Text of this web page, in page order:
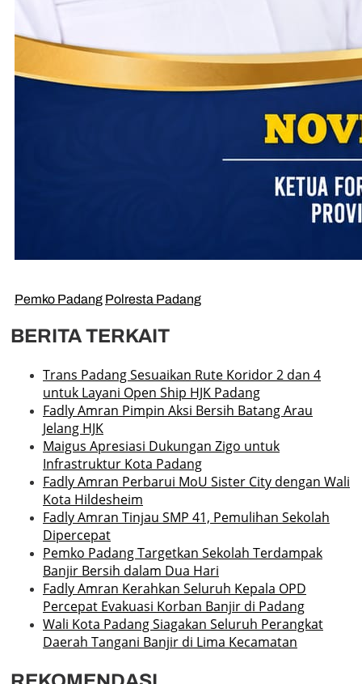
Pemko Padang Polresta Padang
BERITA TERKAIT
Trans Padang Sesuaikan Rute Koridor 2 dan 4
untuk Layani Open Ship HJK Padang
Fadly Amran Pimpin Aksi Bersih Batang Arau
Jelang HJK
Maigus Apresiasi Dukungan Zigo untuk
Infrastruktur Kota Padang
Fadly Amran Perbarui MoU Sister City dengan Wali
Kota Hildesheim
Fadly Amran Tinjau SMP 41, Pemulihan Sekolah
Dipercepat
Pemko Padang Targetkan Sekolah Terdampak
Banjir Bersih dalam Dua Hari
Fadly Amran Kerahkan Seluruh Kepala OPD
Percepat Evakuasi Korban Banjir di Padang
Wali Kota Padang Siagakan Seluruh Perangkat
Daerah Tangani Banjir di Lima Kecamatan